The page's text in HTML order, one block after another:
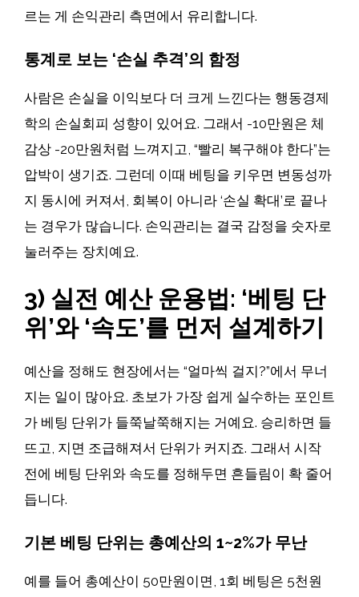
르는 게 손익관리 측면에서 유리합니다.
통계로 보는 ‘손실 추격’의 함정
사람은 손실을 이익보다 더 크게 느낀다는 행동경제
학의 손실회피 성향이 있어요. 그래서 -10만원은 체
감상 -20만원처럼 느껴지고, “빨리 복구해야 한다”는
압박이 생기죠. 그런데 이때 베팅을 키우면 변동성까
지 동시에 커져서, 회복이 아니라 ‘손실 확대’로 끝나
는 경우가 많습니다. 손익관리는 결국 감정을 숫자로
눌러주는 장치예요.
3) 실전 예산 운용법: ‘베팅 단
위’와 ‘속도’를 먼저 설계하기
예산을 정해도 현장에서는 “얼마씩 걸지?”에서 무너
지는 일이 많아요. 초보가 가장 쉽게 실수하는 포인트
가 베팅 단위가 들쭉날쭉해지는 거예요. 승리하면 들
뜨고, 지면 조급해져서 단위가 커지죠. 그래서 시작
전에 베팅 단위와 속도를 정해두면 흔들림이 확 줄어
듭니다.
기본 베팅 단위는 총예산의 1~2%가 무난
예를 들어 총예산이 50만원이면, 1회 베팅은 5천원